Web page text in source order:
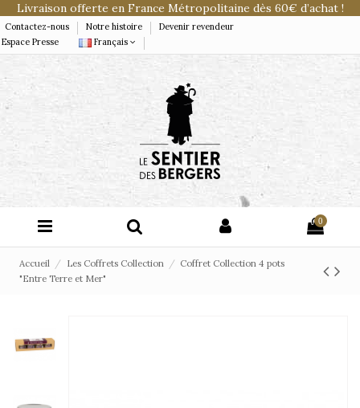
Livraison offerte en France Métropolitaine dès 60€ d’achat !
Contactez-nous Notre histoire
Devenir revendeur
Espace Presse
Français
0
Accueil Les Coffrets Collection
Coffret Collection 4 pots
"Entre Terre et Mer"